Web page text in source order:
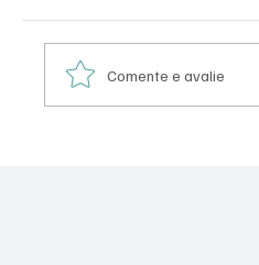
Comente e avalie